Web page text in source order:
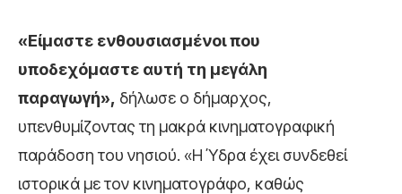
«Είμαστε ενθουσιασμένοι που
υποδεχόμαστε αυτή τη μεγάλη
παραγωγή», δήλωσε ο δήμαρχος,
υπενθυμίζοντας τη μακρά κινηματογραφική
παράδοση του νησιού. «Η Ύδρα έχει συνδεθεί
ιστορικά με τον κινηματογράφο, καθώς